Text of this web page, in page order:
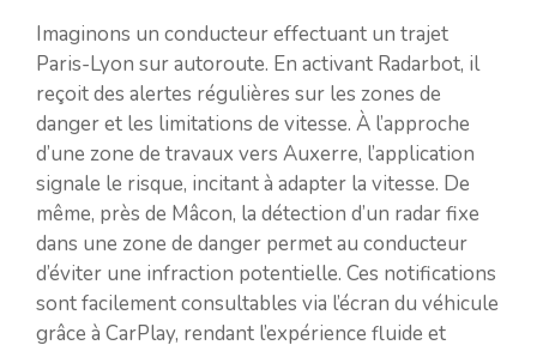
Imaginons un conducteur effectuant un trajet
Paris-Lyon sur autoroute. En activant Radarbot, il
reçoit des alertes régulières sur les zones de
danger et les limitations de vitesse. À l’approche
d’une zone de travaux vers Auxerre, l’application
signale le risque, incitant à adapter la vitesse. De
même, près de Mâcon, la détection d’un radar fixe
dans une zone de danger permet au conducteur
d’éviter une infraction potentielle. Ces notifications
sont facilement consultables via l’écran du véhicule
grâce à CarPlay, rendant l’expérience fluide et